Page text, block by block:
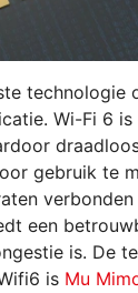
technologie
Wi-Fi 6
gebruik te
een
is. De
is Mu